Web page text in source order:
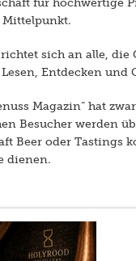
sich an alle,
Entdecken und
Magazin“ hat
Besucher werden
Beer oder Tastings
dienen.